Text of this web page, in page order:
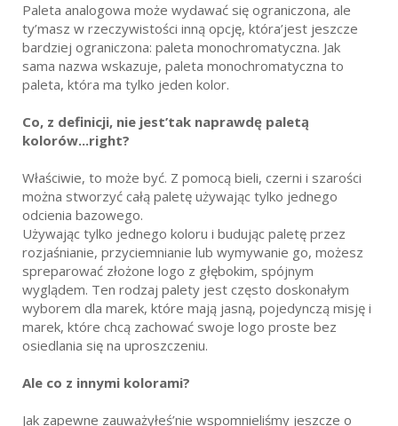
Paleta analogowa może wydawać się ograniczona, ale
ty’masz w rzeczywistości inną opcję, która’jest jeszcze
bardziej ograniczona: paleta monochromatyczna. Jak
sama nazwa wskazuje, paleta monochromatyczna to
paleta, która ma tylko jeden kolor.
Co, z definicji, nie jest’tak naprawdę paletą
kolorów...right?
Właściwie, to może być. Z pomocą bieli, czerni i szarości
można stworzyć całą paletę używając tylko jednego
odcienia bazowego.
Używając tylko jednego koloru i budując paletę przez
rozjaśnianie, przyciemnianie lub wymywanie go, możesz
spreparować złożone logo z głębokim, spójnym
wyglądem. Ten rodzaj palety jest często doskonałym
wyborem dla marek, które mają jasną, pojedynczą misję i
marek, które chcą zachować swoje logo proste bez
osiedlania się na uproszczeniu.
Ale co z innymi kolorami?
Jak zapewne zauważyłeś’nie wspomnieliśmy jeszcze o